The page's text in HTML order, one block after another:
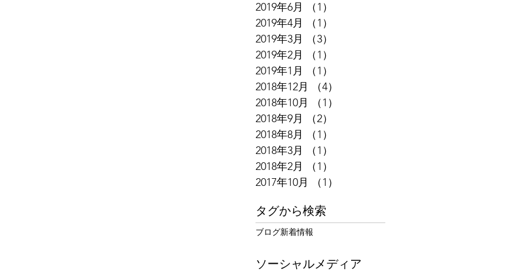
2019年6月
（1）
2019年4月
（1）
2019年3月
（3）
2019年2月
（1）
2019年1月
（1）
2018年12月
（4）
2018年10月
（1）
2018年9月
（2）
2018年8月
（1）
2018年3月
（1）
2018年2月
（1）
2017年10月
（1）
タグから検索
ブログ新着情報
ソーシャルメディア